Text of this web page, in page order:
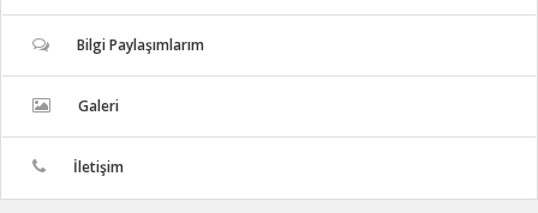
Bilgi Paylaşımlarım
Galeri
İletişim